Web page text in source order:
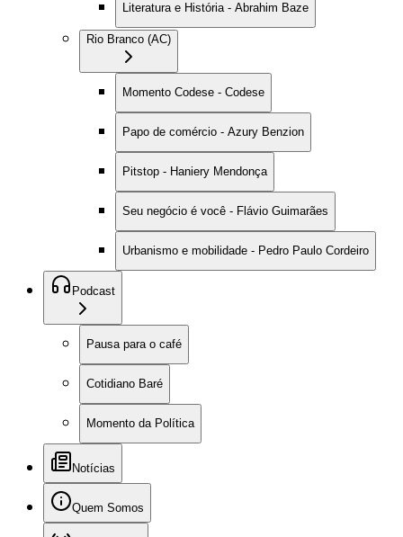
Literatura e História - Abrahim Baze
Rio Branco (AC)
Momento Codese - Codese
Papo de comércio - Azury Benzion
Pitstop - Haniery Mendonça
Seu negócio é você - Flávio Guimarães
Urbanismo e mobilidade - Pedro Paulo Cordeiro
Podcast
Pausa para o café
Cotidiano Baré
Momento da Política
Notícias
Quem Somos